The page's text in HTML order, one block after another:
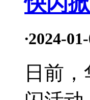
·2024-
日前